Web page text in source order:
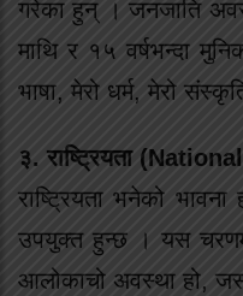
गरेका हुन् । जनजाति
माथि र १५ वर्षभन्दा
भाषा, मेरो धर्म, मेरो
३. राष्ट्रियता
राष्ट्रियता भनेको
उपयुक्त हुन्छ । यस
आलोकाचो अवस्था हो,